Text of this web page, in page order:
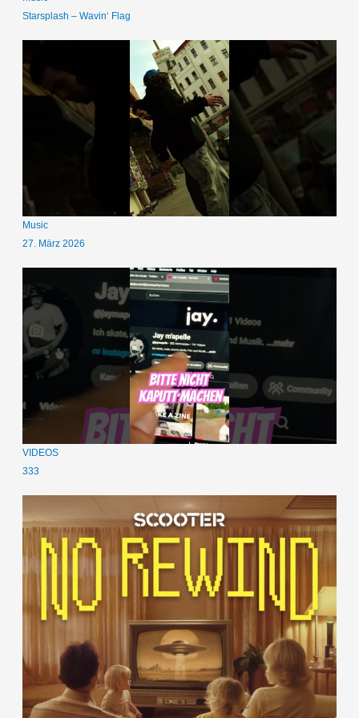
Starsplash – Wavin‘ Flag
Music
27. März 2026
VIDEOS
333